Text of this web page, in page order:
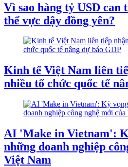
Vì sao hàng tỷ USD can
thể vực dậy đồng yên?
Kinh tế Việt Nam liên
nhiều tổ chức quốc tế
AI 'Make in Vietnam':
những doanh nghiệp
Việt Nam